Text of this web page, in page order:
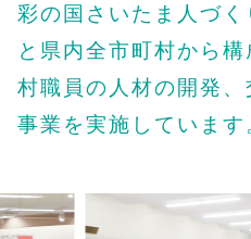
彩の国さいたま人づ
と県内全市町村から構
村職員の人材の開発
事業を実施しています